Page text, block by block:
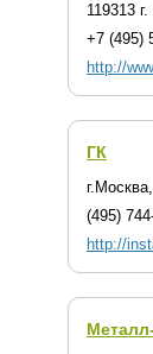
119313
+7 (495)
http://
ГК
(495)
http://